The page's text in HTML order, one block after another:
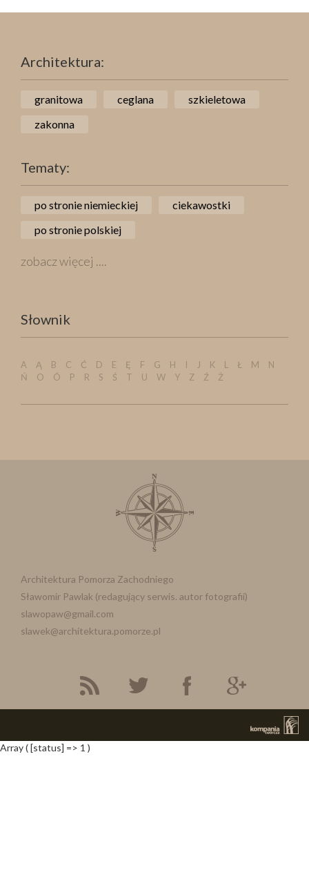
Architektura:
granitowa ceglana
szkieletowa
zakonna
Tematy:
po stronie niemieckiej
ciekawostki
po stronie polskiej
zobacz więcej ....
Słownik
A Ą B C Ć D E Ę F G H I J K L Ł M N
Ń O Ó P R S Ś T U W Y Z Ź Ż
Architektura Pomorza Zachodniego
Sławomir Pawlak (redagujący serwis. autor fotografii)
slawopaw@gmail.com
slawek@architektura.pomorze.pl
Array ( [status] => 1 )